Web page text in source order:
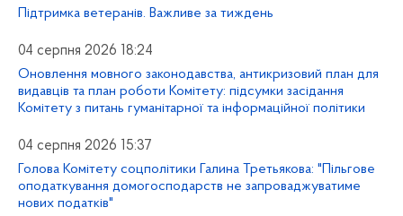
Підтримка ветеранів. Важливе за тиждень
04 серпня 2026 18:24
Оновлення мовного законодавства, антикризовий план для
видавців та план роботи Комітету: підсумки засідання
Комітету з питань гуманітарної та інформаційної політики
04 серпня 2026 15:37
Голова Комітету соцполітики Галина Третьякова: "Пільгове
оподаткування домогосподарств не запроваджуватиме
нових податків"